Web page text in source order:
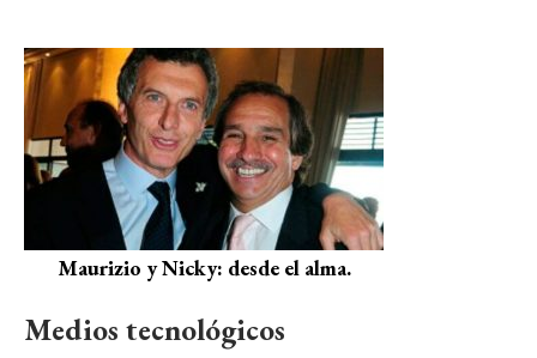
Maurizio y Nicky: desde el alma.
Medios tecnológicos